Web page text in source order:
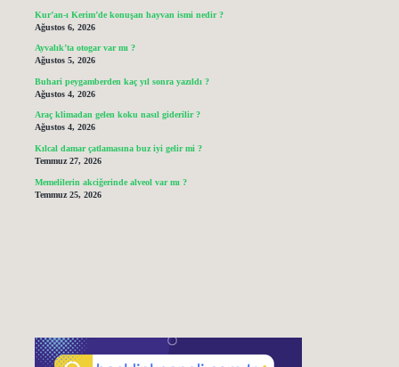
Kur’an-ı Kerim’de konuşan hayvan ismi nedir ?
Ağustos 6, 2026
Ayvalık’ta otogar var mı ?
Ağustos 5, 2026
Buhari peygamberden kaç yıl sonra yazıldı ?
Ağustos 4, 2026
Araç klimadan gelen koku nasıl giderilir ?
Ağustos 4, 2026
Kılcal damar çatlamasına buz iyi gelir mi ?
Temmuz 27, 2026
Memelilerin akciğerinde alveol var mı ?
Temmuz 25, 2026